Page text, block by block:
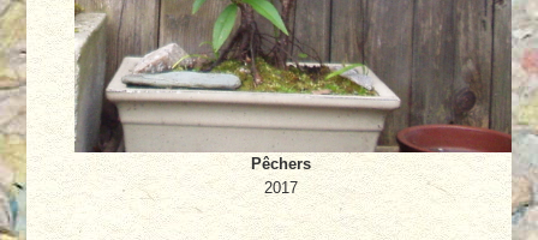
Pêchers
2017